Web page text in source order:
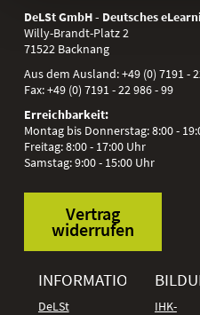
DeLSt GmbH - Deutsches
Willy-Brandt-Platz 2
71522 Backnang
Aus dem Ausland:+49 (0) 7191 -
Fax:+49 (0) 7191 - 22 986 - 99
Erreichbarkeit:
Montag bis Donnerstag: 8:00 -
Freitag: 8:00 - 17:00 Uhr
Samstag: 9:00 - 15:00 Uhr
Vertrag
widerrufen
INFORMATIONEN
DeLSt
IHK-